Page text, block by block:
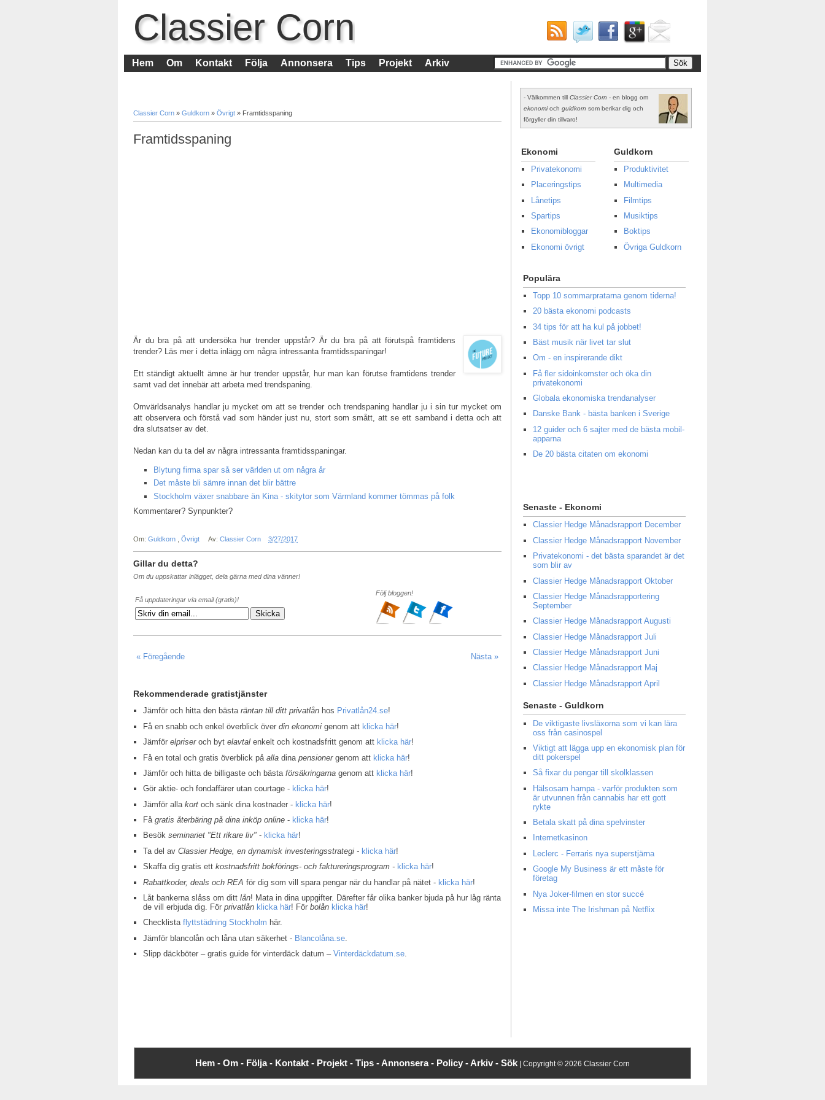
Classier Corn
Hem Om Kontakt Följa Annonsera Tips Projekt Arkiv
Classier Corn » Guldkorn » Övrigt » Framtidsspaning
Framtidsspaning
Är du bra på att undersöka hur trender uppstår? Är du bra på att förutspå framtidens
trender? Läs mer i detta inlägg om några intressanta framtidsspaningar!
Ett ständigt aktuellt ämne är hur trender uppstår, hur man kan förutse framtidens trender
samt vad det innebär att arbeta med trendspaning.
Omvärldsanalys handlar ju mycket om att se trender och trendspaning handlar ju i sin tur mycket om
att observera och förstå vad som händer just nu, stort som smått, att se ett samband i detta och att
dra slutsatser av det.
Nedan kan du ta del av några intressanta framtidsspaningar.
Blytung firma spar så ser världen ut om några år
Det måste bli sämre innan det blir bättre
Stockholm växer snabbare än Kina - skitytor som Värmland kommer tömmas på folk
Kommentarer? Synpunkter?
Om: Guldkorn Övrigt Av:Classier Corn 3/27/2017
Gillar du detta?
Om du uppskattar inlägget, dela gärna med dina vänner!
Få uppdateringar via email (gratis)!
Följ bloggen!
« Föregående Nästa »
Rekommenderade gratistjänster
Jämför och hitta den bästaräntan till ditt privatlån hos Privatlån24.se!
Få en snabb och enkel överblick överdin ekonomi genom att klicka här!
Jämförelpriseroch bytelavtal enkelt och kostnadsfritt genom att klicka här!
Få en total och gratis överblick påalla dinapensionergenom att klicka här!
Jämför och hitta de billigaste och bästaförsäkringarna genom att klicka här!
Gör aktie- och fondaffärer utan courtage - klicka här!
Jämför allakort och sänk dina kostnader - klicka här!
Fågratis återbäring på dina inköp online - klicka här!
Besökseminariet "Ett rikare liv" - klicka här!
Ta del avClassier Hedge, en dynamisk investeringsstrategi - klicka här!
Skaffa dig gratis ettkostnadsfritt bokförings- och faktureringsprogram - klicka här!
Rabattkoder, deals och REA för dig som vill spara pengar när du handlar på nätet - klicka här!
Låt bankerna slåss om dittlån! Mata in dina uppgifter. Därefter får olika banker bjuda på hur låg ränta
de vill erbjuda dig. Förprivatlån klicka här! Förbolån klicka här!
Checklistaflyttstädning Stockholm här.
Jämför blancolån och låna utan säkerhet - Blancolåna.se
Slipp däckböter – gratis guide för vinterdäck datum –Vinterdäckdatum.se.
- Välkommen till Classier Corn - en blogg om
ekonomioch guldkorn som berikar dig och
förgyller din tillvaro!
Ekonomi
Privatekonomi
Placeringstips
Lånetips
Spartips
Ekonomibloggar
Ekonomi övrigt
Guldkorn
Produktivitet
Multimedia
Filmtips
Musiktips
Boktips
Övriga Guldkorn
Populära
Topp 10 sommarpratarna genom tiderna!
20 bästa ekonomi podcasts
34 tips för att ha kul på jobbet!
Bäst musik när livet tar slut
Om - en inspirerande dikt
Få fler sidoinkomster och öka din
privatekonomi
Globala ekonomiska trendanalyser
Danske Bank - bästa banken i Sverige
12 guider och 6 sajter med de bästa mobil-
apparna
De 20 bästa citaten om ekonomi
Senaste - Ekonomi
Classier Hedge Månadsrapport December
Classier Hedge Månadsrapport November
Privatekonomi - det bästa sparandet är det
som blir av
Classier Hedge Månadsrapport Oktober
Classier Hedge Månadsrapportering
September
Classier Hedge Månadsrapport Augusti
Classier Hedge Månadsrapport Juli
Classier Hedge Månadsrapport Juni
Classier Hedge Månadsrapport Maj
Classier Hedge Månadsrapport April
Senaste - Guldkorn
De viktigaste livsläxorna som vi kan lära
oss från casinospel
Viktigt att lägga upp en ekonomisk plan för
ditt pokerspel
Så fixar du pengar till skolklassen
Hälsosam hampa - varför produkten som
är utvunnen från cannabis har ett gott
rykte
Betala skatt på dina spelvinster
Internetkasinon
Leclerc - Ferraris nya superstjärna
Google My Business är ett måste för
företag
Nya Joker-filmen en stor succé
Missa inte The Irishman på Netflix
Hem - Om - Följa - Kontakt - Projekt - Tips -Annonsera - Policy -Arkiv - Sök | Copyright © 2026 Classier Corn